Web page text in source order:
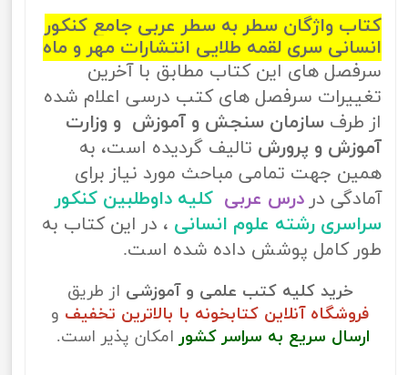
کتاب واژگان سطر به سطر عربی جامع کنکور
انسانی سری لقمه طلایی انتشارات مهر و ماه
سرفصل های این کتاب مطابق با آخرین
تغییرات سرفصل های کتب درسی اعلام شده
از طرف سازمان سنجش و آموزش و وزارت
آموزش و پرورش تالیف گردیده است، به
همین جهت تمامی مباحث مورد نیاز برای
آمادگی در درس عربی کلیه داوطلبین کنکور
سراسری رشته علوم انسانی ، در این کتاب به
طور کامل پوشش داده شده است.
خرید کلیه کتب علمی و آموزشی از طریق
فروشگاه آنلاین کتابخونه با بالاترین تخفیف و
ارسال سریع به سراسر کشور امکان پذیر است.